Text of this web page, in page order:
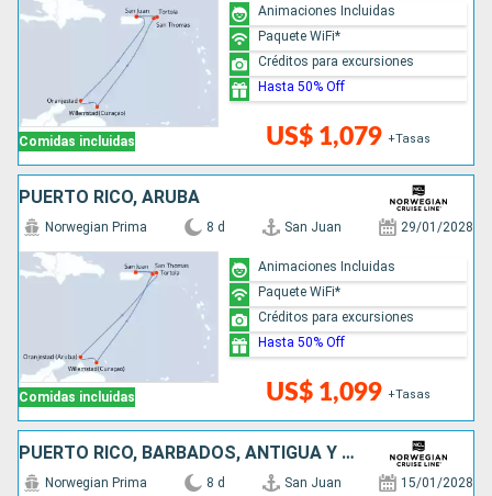
Comidas incluidas US$ 1,079 +Tasas
Animaciones Incluidas
Paquete WiFi*
Créditos para excursiones
Hasta 50% Off
PUERTO RICO, ARUBA
Comidas incluidas
Norwegian Prima 8 d San Juan 29/01/2028
US$ 1,099 +Tasas
Animaciones Incluidas
Paquete WiFi*
Créditos para excursiones
Hasta 50% Off
PUERTO RICO, BARBADOS, ANTIGUA Y BARBUDA, SAN MARTÍN
Norwegian Prima 8 d San Juan 15/01/2028